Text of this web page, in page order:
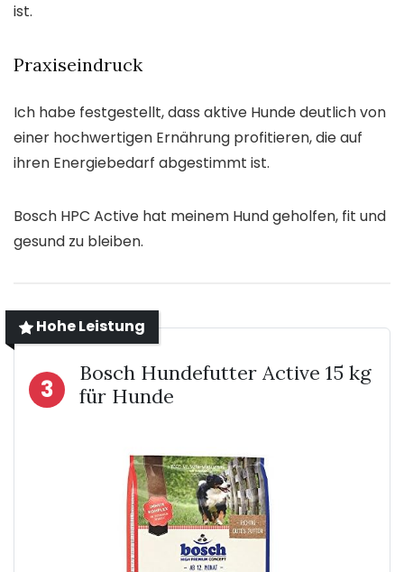
ist.
Praxiseindruck
Ich habe festgestellt, dass aktive Hunde deutlich von
einer hochwertigen Ernährung profitieren, die auf
ihren Energiebedarf abgestimmt ist.
Bosch HPC Active hat meinem Hund geholfen, fit und
gesund zu bleiben.
Hohe Leistung
3
Bosch Hundefutter Active 15 kg
für Hunde